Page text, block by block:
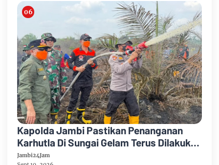
Kapolda Jambi Pastikan Penanganan
Karhutla Di Sungai Gelam Terus Dilakukan
Sinergi Diperkuat
Jambi24Jam